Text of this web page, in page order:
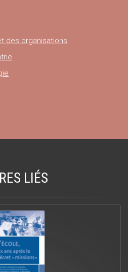
des organisations
LIÉS